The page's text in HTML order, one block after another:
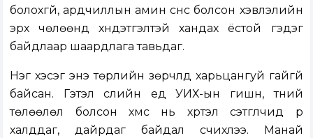
болохгүй, ардчиллын амин сүнс болсон хэвлэлийн
эрх чөлөөнд хүндэтгэлтэй хандах ёстой гэдэг
байдлаар шаардлага тавьдаг.
Нэг хэсэг энэ төрлийн зөрчлүүд харьцангуй гайгүй
байсан. Гэтэл сүүлийн үед УИХ-ын гишүүн, түүний
төлөөлөл болсон хүмүүс нь хүртэл сэтгүүлчид рүү
халддаг, дайрдаг байдал үүсчихлээ. Манай